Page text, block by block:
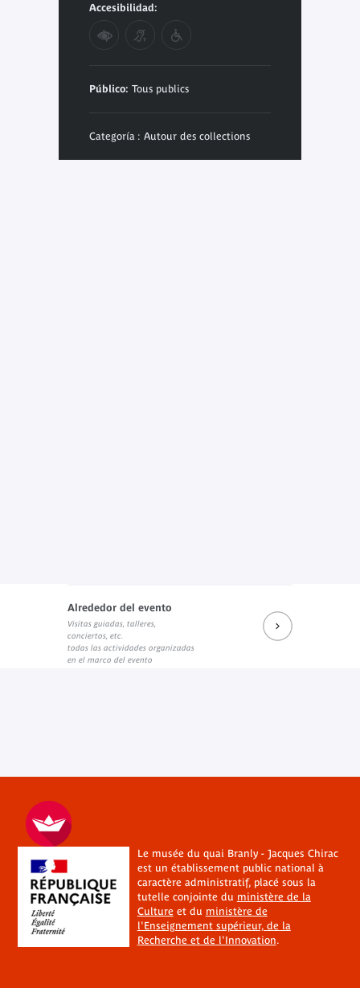
Accesibilidad:
Público: Tous publics
Categoría : Autour des collections
Alrededor del evento
Visitas guiadas, talleres,
conciertos, etc.
todas las actividades organizadas
en el marco del evento
Le musée du quai Branly - Jacques Chirac
est un établissement public national à
caractère administratif, placé sous la
tutelle conjointe du ministère de la
Cultureet du ministère de
l'Enseignement supérieur, de la
Recherche et de l'Innovation.